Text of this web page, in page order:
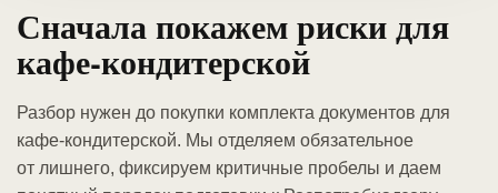
Сначала покажем риски для
кафе-кондитерской
Разбор нужен до покупки комплекта документов для
кафе-кондитерской. Мы отделяем обязательное
от лишнего, фиксируем критичные пробелы и даем